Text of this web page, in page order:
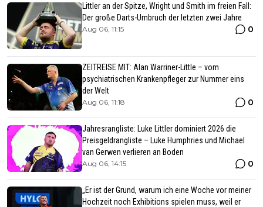
Littler an der Spitze, Wright und Smith im freien Fall:
Der große Darts-Umbruch der letzten zwei Jahre
Aug 06, 11:15 0
ZEITREISE MIT: Alan Warriner-Little – vom
psychiatrischen Krankenpfleger zur Nummer eins
der Welt
Aug 06, 11:18 0
Jahresrangliste: Luke Littler dominiert 2026 die
Preisgeldrangliste – Luke Humphries und Michael
van Gerwen verlieren an Boden
Aug 06, 14:15 0
„Er ist der Grund, warum ich eine Woche vor meiner
Hochzeit noch Exhibitions spielen muss, weil er